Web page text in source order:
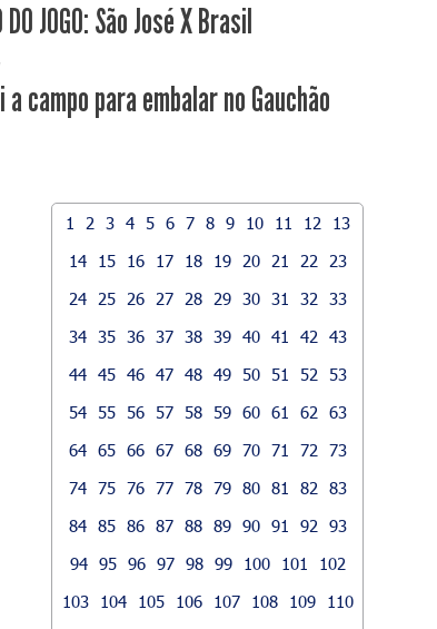
DO JOGO: São José X Brasil
a campo para embalar no Gauchão
1 2 3 4 5 6 7 8 9 10 11 12
13
14
15 16 17 18 19 20 21 22
23
24
25 26 27 28 29 30 31 32
33
34 35 36 37 38 39 40 41 42
43
44 45 46 47 48 49 50 51 52
53
54 55 56 57 58 59 60 61 62
63
64 65 66 67 68 69 70 71 72
73
74 75 76 77 78 79 80 81 82
83
84 85 86 87 88 89 90 91 92
93
94 95 96 97 98 99 100 101
102
103
104 105 106 107 108 109
110